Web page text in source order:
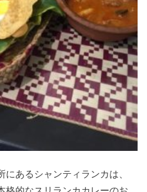
あるシャンティランカは、